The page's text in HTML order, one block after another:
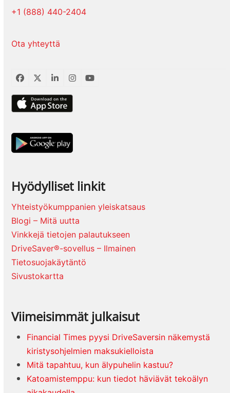
+1 (888) 440-2404
Ota yhteyttä
Facebook
TwitterLinkedInInstagram
YouTube
Hyödylliset linkit
Yhteistyökumppanien yleiskatsaus
Blogi – Mitä uutta
Vinkkejä tietojen palautukseen
DriveSaver®-sovellus – Ilmainen
Tietosuojakäytäntö
Sivustokartta
Viimeisimmät julkaisut
Financial Times pyysi DriveSaversin näkemystä
kiristysohjelmien maksukielloista
Mitä tapahtuu, kun älypuhelin kastuu?
Katoamistemppu: kun tiedot häviävät tekoälyn